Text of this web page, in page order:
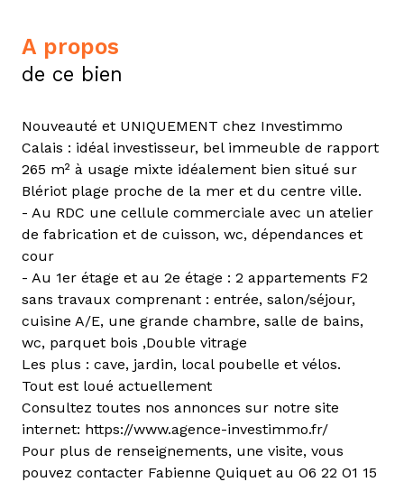
a propos
de ce bien
Nouveauté et UNIQUEMENT chez Investimmo
Calais : idéal investisseur, bel immeuble de rapport
265 m² à usage mixte idéalement bien situé sur
Blériot plage proche de la mer et du centre ville.
- Au RDC une cellule commerciale avec un atelier
de fabrication et de cuisson, wc, dépendances et
cour
- Au 1er étage et au 2e étage : 2 appartements F2
sans travaux comprenant : entrée, salon/séjour,
cuisine A/E, une grande chambre, salle de bains,
wc, parquet bois ,Double vitrage
Les plus : cave, jardin, local poubelle et vélos.
Tout est loué actuellement
Consultez toutes nos annonces sur notre site
internet: https://www.agence-investimmo.fr/
Pour plus de renseignements, une visite, vous
pouvez contacter Fabienne Quiquet au O6 22 O1 15